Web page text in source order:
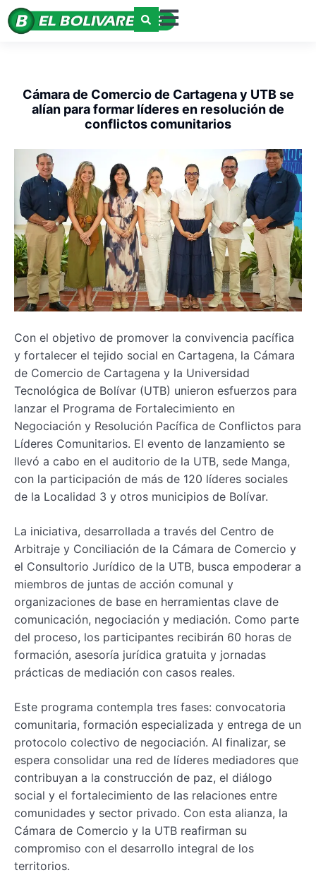
Cámara de Comercio de Cartagena y UTB se
alían para formar líderes en resolución de
conflictos comunitarios
Con el objetivo de promover la convivencia pacífica
y fortalecer el tejido social en Cartagena, la Cámara
de Comercio de Cartagena y la Universidad
Tecnológica de Bolívar (UTB) unieron esfuerzos para
lanzar el Programa de Fortalecimiento en
Negociación y Resolución Pacífica de Conflictos para
Líderes Comunitarios. El evento de lanzamiento se
llevó a cabo en el auditorio de la UTB, sede Manga,
con la participación de más de 120 líderes sociales
de la Localidad 3 y otros municipios de Bolívar.
La iniciativa, desarrollada a través del Centro de
Arbitraje y Conciliación de la Cámara de Comercio y
el Consultorio Jurídico de la UTB, busca empoderar a
miembros de juntas de acción comunal y
organizaciones de base en herramientas clave de
comunicación, negociación y mediación. Como parte
del proceso, los participantes recibirán 60 horas de
formación, asesoría jurídica gratuita y jornadas
prácticas de mediación con casos reales.
Este programa contempla tres fases: convocatoria
comunitaria, formación especializada y entrega de un
protocolo colectivo de negociación. Al finalizar, se
espera consolidar una red de líderes mediadores que
contribuyan a la construcción de paz, el diálogo
social y el fortalecimiento de las relaciones entre
comunidades y sector privado. Con esta alianza, la
Cámara de Comercio y la UTB reafirman su
compromiso con el desarrollo integral de los
territorios.